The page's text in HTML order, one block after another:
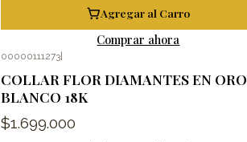
Agregar al Carro
Comprar ahora
00000111273|
COLLAR FLOR DIAMANTES EN ORO
BLANCO 18K
$1.699.000